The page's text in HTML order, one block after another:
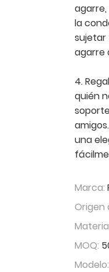
la
sujetar
agarre
4.
quién
una
Marca:
Origen
MOQ:
Modelo: